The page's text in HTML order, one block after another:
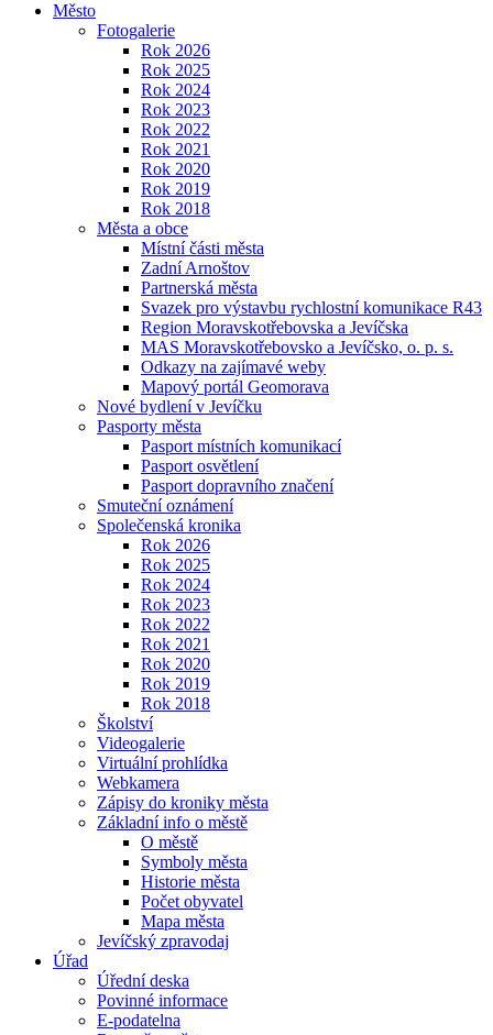
Město
Fotogalerie
Rok 2026
Rok 2025
Rok 2024
Rok 2023
Rok 2022
Rok 2021
Rok 2020
Rok 2019
Rok 2018
Města a obce
Místní části města
Zadní Arnoštov
Partnerská města
Svazek pro výstavbu rychlostní komunikace R43
Region Moravskotřebovska a Jevíčska
MAS Moravskotřebovsko a Jevíčsko, o. p. s.
Odkazy na zajímavé weby
Mapový portál Geomorava
Nové bydlení v Jevíčku
Pasporty města
Pasport místních komunikací
Pasport osvětlení
Pasport dopravního značení
Smuteční oznámení
Společenská kronika
Rok 2026
Rok 2025
Rok 2024
Rok 2023
Rok 2022
Rok 2021
Rok 2020
Rok 2019
Rok 2018
Školství
Videogalerie
Virtuální prohlídka
Webkamera
Zápisy do kroniky města
Základní info o městě
O městě
Symboly města
Historie města
Počet obyvatel
Mapa města
Jevíčský zpravodaj
Úřad
Úřední deska
Povinné informace
E-podatelna